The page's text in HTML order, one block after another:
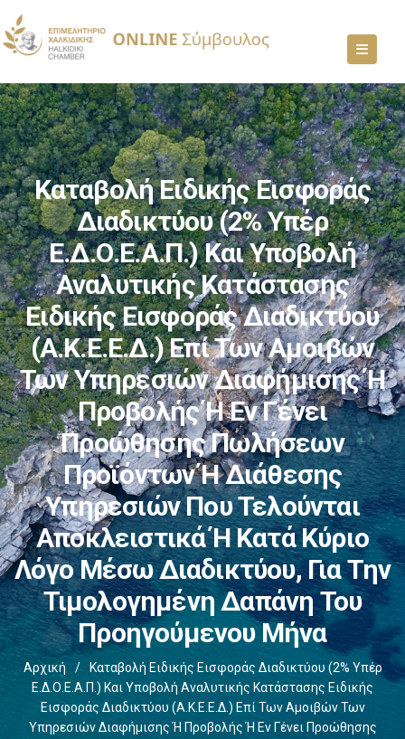
Καταβολή Ειδικής Εισφοράς
Διαδικτύου (2% Υπέρ
Ε.Δ.Ο.Ε.Α.Π.) Και Υποβολή
Αναλυτικής Κατάστασης
Ειδικής Εισφοράς Διαδικτύου
(Α.Κ.Ε.Ε.Δ.) Επί Των Αμοιβών
Των Υπηρεσιών Διαφήμισης Ή
Προβολής Ή Εν Γένει
Προώθησης Πωλήσεων
Προϊόντων Ή Διάθεσης
Υπηρεσιών Που Τελούνται
Αποκλειστικά Ή Κατά Κύριο
Λόγο Μέσω Διαδικτύου, Για Την
Τιμολογημένη Δαπάνη Του
Προηγούμενου Μήνα
Αρχική /
Καταβολή Ειδικής Εισφοράς Διαδικτύου (2% Υπέρ
Ε.Δ.Ο.Ε.Α.Π.) Και Υποβολή Αναλυτικής Κατάστασης Ειδικής
Εισφοράς Διαδικτύου (Α.Κ.Ε.Ε.Δ.) Επί Των Αμοιβών Των
Υπηρεσιών Διαφήμισης Ή Προβολής Ή Εν Γένει Προώθησης